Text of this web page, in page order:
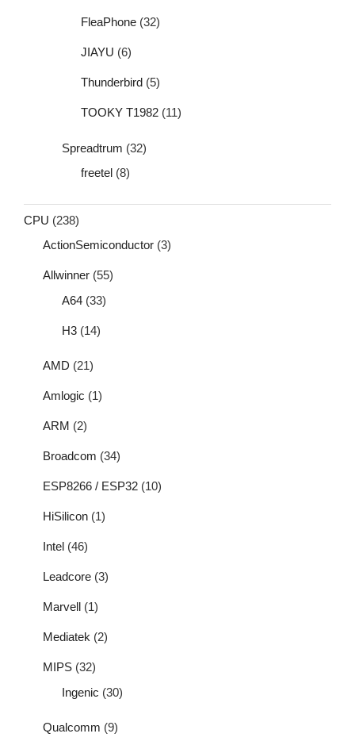
FleaPhone (32)
JIAYU (6)
Thunderbird (5)
TOOKY T1982 (11)
Spreadtrum (32)
freetel (8)
CPU (238)
ActionSemiconductor (3)
Allwinner (55)
A64 (33)
H3 (14)
AMD (21)
Amlogic (1)
ARM (2)
Broadcom (34)
ESP8266 / ESP32 (10)
HiSilicon (1)
Intel (46)
Leadcore (3)
Marvell (1)
Mediatek (2)
MIPS (32)
Ingenic (30)
Qualcomm (9)